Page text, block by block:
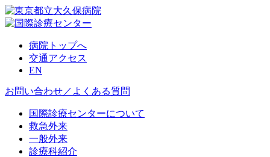
病院トップへ
交通アクセス
EN
お問い合わせ／よくある質問
国際診療センターについて
救急外来
一般外来
診療科紹介